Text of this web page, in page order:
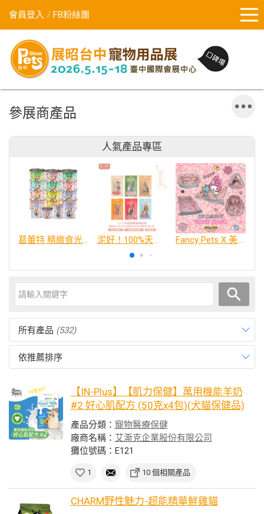
會員登入 FB粉絲團
參展商產品
人氣產品專區
葛蕾特 精緻食光 主食貓罐、貓餐包 泥好！100%天然營養蔬果肉泥 Fancy Pets X 美樂蒂 百變造型寵物睡床墊
所有產品 (532)
依推薦排序
【IN-Plus】【肌力保健】萬用機能羊奶
#2 好心肌配方 (50克x4包)(犬貓保健品)
產品分類： 寵物醫療保健
廠商名稱： 艾澌克企業股份有限公司
攤位號碼：E121
1 10 個相關產品
CHARM野性魅力-超能精華鮮雞貓